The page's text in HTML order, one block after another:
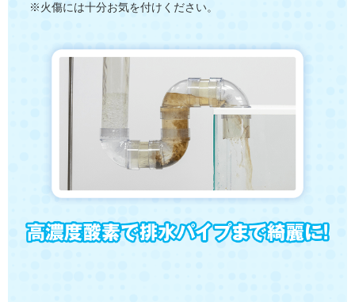
※火傷には十分お気を付けください。